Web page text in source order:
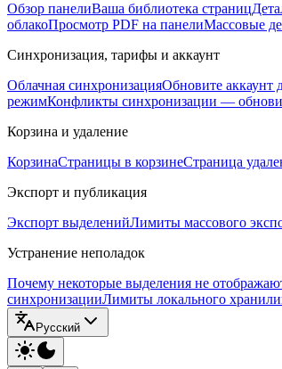
Обзор панелиВаша библиотека страниц
облакоПросмотр PDF на панелиМассовые
Синхронизация, тарифы и аккаунт
Облачная синхронизацияОбновите аккаунт
режимКонфликты синхронизации —
Корзина и удаление
КорзинаСтраницы в корзинеСтраница
Экспорт и публикация
Экспорт выделенийЛимиты массового
Устранение неполадок
Почему некоторые выделения не
синхронизацииЛимиты локального
Русский